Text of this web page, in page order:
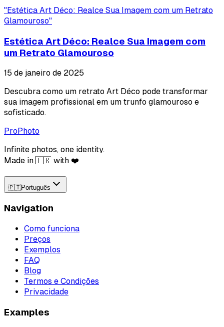
"Estética Art Déco: Realce Sua Imagem com um Retrato
Glamouroso"
Estética Art Déco: Realce Sua Imagem com
um Retrato Glamouroso
15 de janeiro de 2025
Descubra como um retrato Art Déco pode transformar
sua imagem profissional em um trunfo glamouroso e
sofisticado.
ProPhoto
Infinite photos, one identity.
Made in 🇫🇷 with ❤️
🇵🇹Português
Navigation
Como funciona
Preços
Exemplos
FAQ
Blog
Termos e Condições
Privacidade
Examples